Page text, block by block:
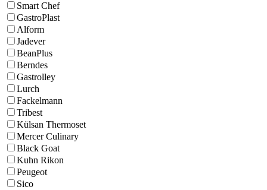
Smart Chef
GastroPlast
Alform
Jadever
BeanPlus
Berndes
Gastrolley
Lurch
Fackelmann
Tribest
Külsan Thermoset
Mercer Culinary
Black Goat
Kuhn Rikon
Peugeot
Sico